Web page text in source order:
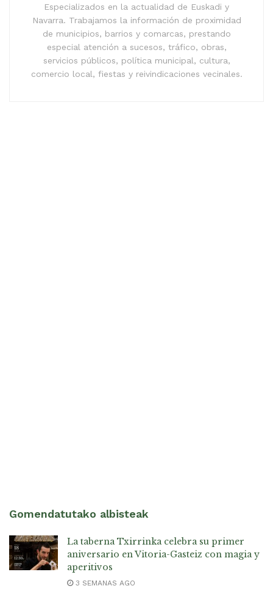
Especializados en la actualidad de Euskadi y
Navarra. Trabajamos la información de proximidad
de municipios, barrios y comarcas, prestando
especial atención a sucesos, tráfico, obras,
servicios públicos, política municipal, cultura,
comercio local, fiestas y reivindicaciones vecinales.
Gomendatutako albisteak
La taberna Txirrinka celebra su primer
aniversario en Vitoria-Gasteiz con magia y
aperitivos
3 SEMANAS AGO